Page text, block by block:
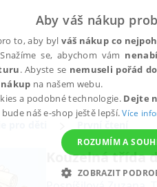
Kouzelná třída
Aby váš nákup
to, aby bylváš nákup co
se, abychom vám
. Abyste se nemuseli pořád
na našem webu.
a podobné technologie. Dejte
náš e-shop ještě lepší.Více
ROZUMÍM A
ZOBRAZIT